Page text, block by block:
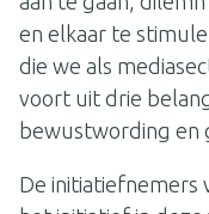
en elkaar te
die we als
voort uit drie
bewustwording en
De initiatiefnemers